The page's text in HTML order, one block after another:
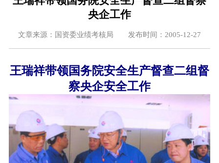
央企工作
文章来源：国资委业绩考核局 发布时间：2005-12-27
王瑞祥带领国务院安全生产督查二组督
察央企安全工作